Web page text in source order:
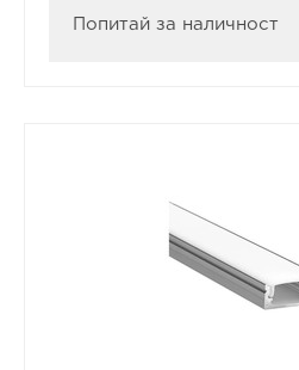
Попитай за наличност